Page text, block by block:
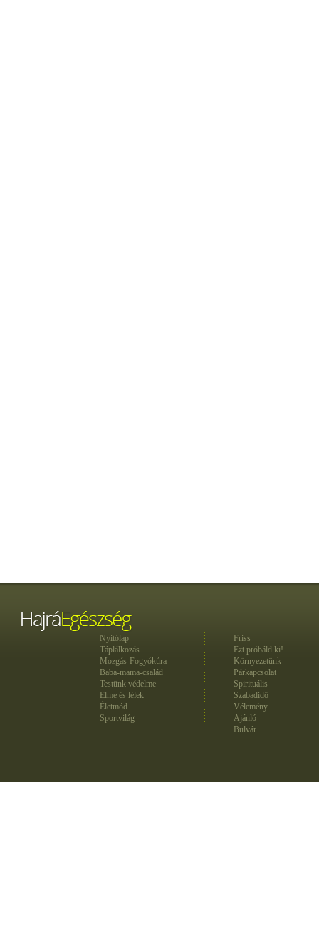
Nyitólap
Táplálkozás
Mozgás-Fogyókúra
Baba-mama-család
Testünk védelme
Elme és lélek
Életmód
Sportvilág
Friss
Ezt próbáld ki!
Környezetünk
Párkapcsolat
Spirituális
Szabadidő
Vélemény
Ajánló
Bulvár